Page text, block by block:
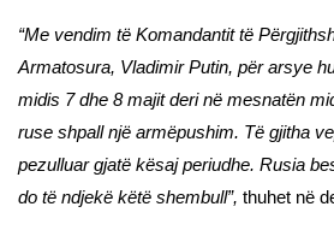
“Me vendim të Komandantit të
Armatosura, Vladimir Putin, për arsye
midis 7 dhe 8 majit deri në mesnatën
ruse shpall një armëpushim. Të gjitha
pezulluar gjatë kësaj periudhe. Rusia
do të ndjekë këtë shembull”, thuhet në